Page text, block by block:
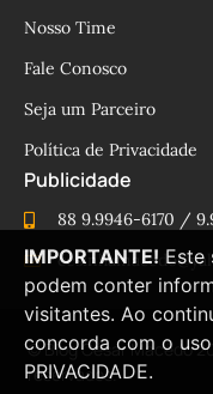
Nosso Time
Fale Conosco
Seja um Parceiro
Política de Privacidade
Publicidade
88 9.9946-6170 /
© Blog César Macêdo
reservados.
IMPORTANTE! Este
podem conter
visitantes. Ao
concorda com o
PRIVACIDADE.